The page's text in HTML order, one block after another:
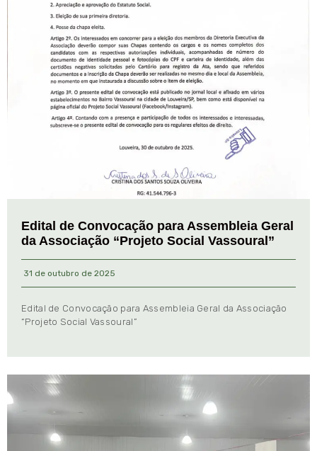
Edital de Convocação para Assembleia Geral
da Associação “Projeto Social Vassoural”
31 de outubro de 2025
Edital de Convocação para Assembleia Geral da Associação
“Projeto Social Vassoural”